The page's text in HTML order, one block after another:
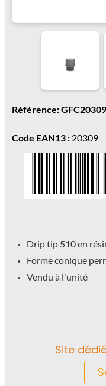
Référence: GFC20309
Code EAN13 : 20309
Drip tip 510 en
Forme conique
Vendu à l'unité
Site